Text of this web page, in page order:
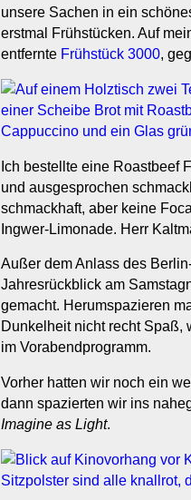
unsere Sachen in ein
erstmal Frühstücken. Auf
entfernte Frühstück 3000,
Ich bestellte eine Roastbeef
und ausgesprochen
schmackhaft, aber keine
Ingwer-Limonade. Herr
Außer dem Anlass des
Jahresrückblick am
gemacht. Herumspazieren
Dunkelheit nicht recht Spaß,
im Vorabendprogramm.
Vorher hatten wir noch ein
dann spazierten wir ins
Imagine as Light.